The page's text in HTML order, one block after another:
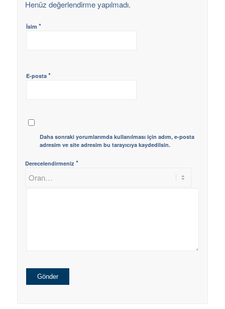
Henüz değerlendirme yapılmadı.
İsim *
E-posta *
Daha sonraki yorumlarımda kullanılması için adım, e-posta
adresim ve site adresim bu tarayıcıya kaydedilsin.
Derecelendirmeniz *